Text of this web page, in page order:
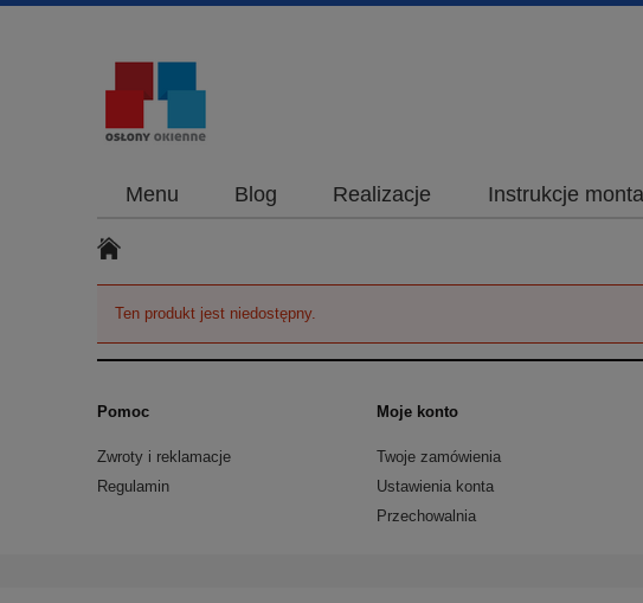
Menu Blog Realizacje Instrukcje
Ten produkt jest niedostępny.
Pomoc
Zwroty i reklamacje
Regulamin
Moje konto
Twoje zamówienia
Ustawienia konta
Przechowalnia